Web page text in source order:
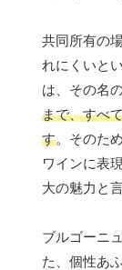
共同所有の
れにくいと
は、その名
まで、すべ
す。そのた
ワインに表
大の魅力と
ブルゴーニ
た、個性あ